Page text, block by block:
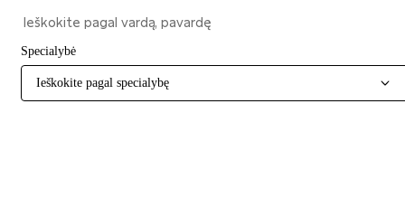
Specialybė
Ieškokite pagal specialybę